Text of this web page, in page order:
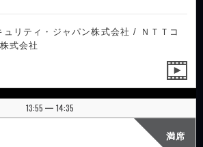
ュリティ・ジャパン株式会社 / ＮＴＴコ
式会社
13:55 | 14:35
満席